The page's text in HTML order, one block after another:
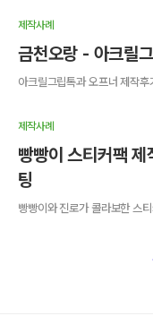
제작사례
금천오랑 - 아크릴
아크릴그립톡과 오프너 제작후
제작사례
빵빵이 스티커팩
팅
빵빵이와 진로가 콜라보한 스